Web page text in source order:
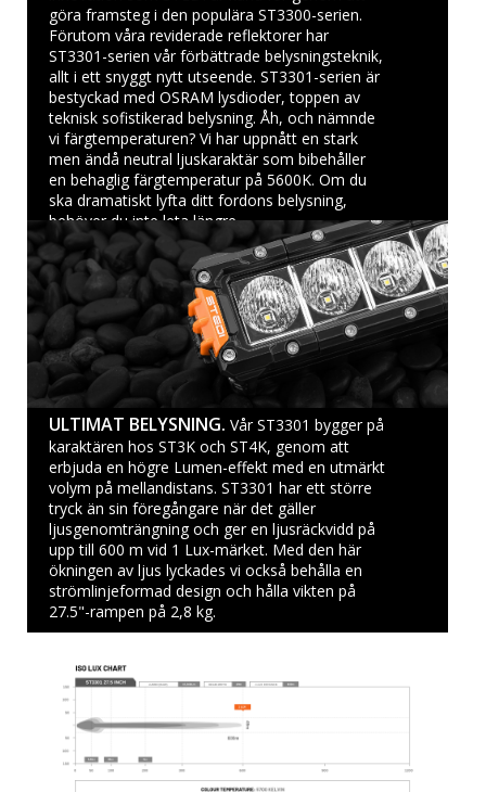
göra framsteg i den populära ST3300-serien.
Förutom våra reviderade reflektorer har
ST3301-serien vår förbättrade belysningsteknik,
allt i ett snyggt nytt utseende. ST3301-serien är
bestyckad med OSRAM lysdioder, toppen av
teknisk sofistikerad belysning. Åh, och nämnde
vi färgtemperaturen? Vi har uppnått en stark
men ändå neutral ljuskaraktär som bibehåller
en behaglig färgtemperatur på 5600K. Om du
ska dramatiskt lyfta ditt fordons belysning,
behöver du inte leta längre.
ULTIMAT BELYSNING. Vår ST3301 bygger på
karaktären hos ST3K och ST4K, genom att
erbjuda en högre Lumen-effekt med en utmärkt
volym på mellandistans. ST3301 har ett större
tryck än sin föregångare när det gäller
ljusgenomträngning och ger en ljusräckvidd på
upp till 600 m vid 1 Lux-märket. Med den här
ökningen av ljus lyckades vi också behålla en
strömlinjeformad design och hålla vikten på
27.5"-rampen på 2,8 kg.